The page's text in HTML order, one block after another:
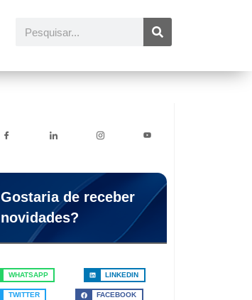
Pesquisar
Gostaria de receber
novidades?
WHATSAPP LINKEDIN
TWITTER FACEBOOK